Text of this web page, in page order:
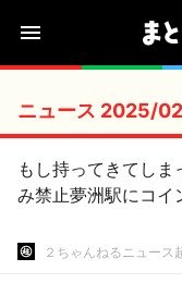
ニュース 2025/
もし持ってきてし
み禁止夢洲駅にコ
２ちゃんねるニュース